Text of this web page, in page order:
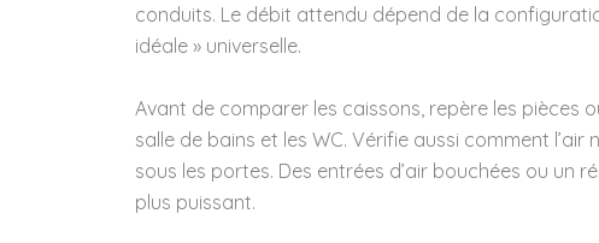
conduits. Le débit attendu dépend de la
idéale » universelle.
Avant de comparer les caissons, repère les pièces
salle de bains et les WC. Vérifie aussi comment
sous les portes. Des entrées d’air bouchées ou un
plus puissant.